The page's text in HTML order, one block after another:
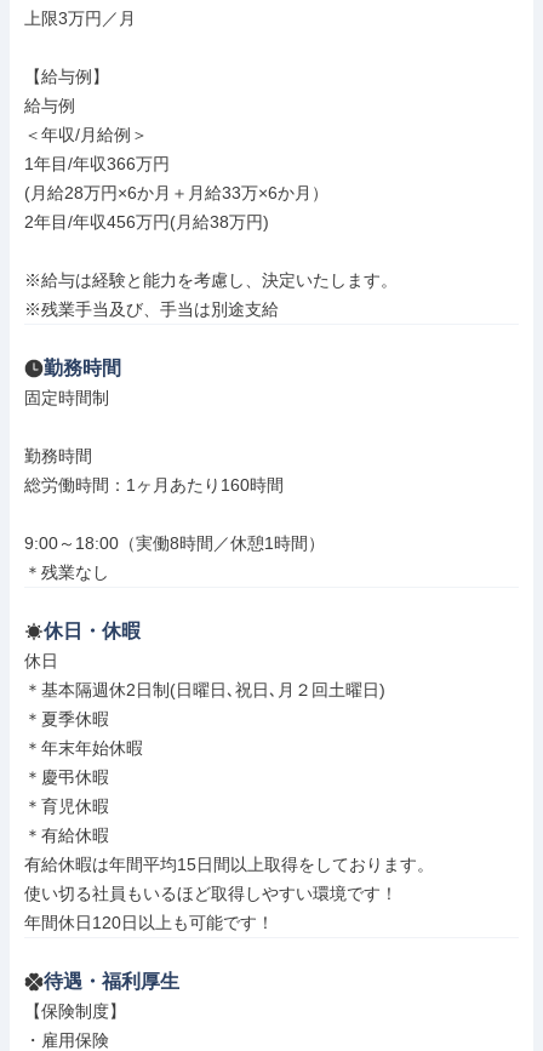
上限3万円／月
【給与例】
給与例
＜年収/月給例＞
1年目/年収366万円
(月給28万円×6か月＋月給33万×6か月）
2年目/年収456万円(月給38万円)
※給与は経験と能力を考慮し、決定いたします。
※残業手当及び、手当は別途支給
勤務時間
固定時間制
勤務時間
総労働時間：1ヶ月あたり160時間
9:00～18:00（実働8時間／休憩1時間）
＊残業なし
休日・休暇
休日
＊基本隔週休2日制(日曜日､祝日､月２回土曜日)
＊夏季休暇
＊年末年始休暇
＊慶弔休暇
＊育児休暇
＊有給休暇
有給休暇は年間平均15日間以上取得をしております。
使い切る社員もいるほど取得しやすい環境です！
年間休日120日以上も可能です！
待遇・福利厚生
【保険制度】
・雇用保険